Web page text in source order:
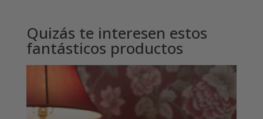
Quizás te interesen estos
fantásticos productos